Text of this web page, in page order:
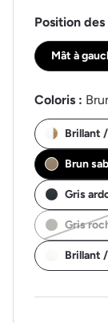
Position
Mât à
Coloris :
Brillant
Brun
Gris
Gris
Brillant